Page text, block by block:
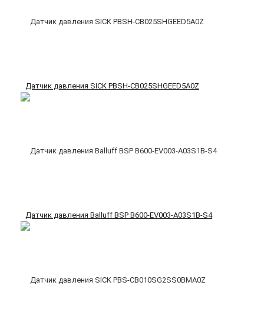
Датчик давления SICK PBSH-CB025SHGEED5A0Z
Датчик давления Balluff BSP B600-EV003-A03S1B-S4